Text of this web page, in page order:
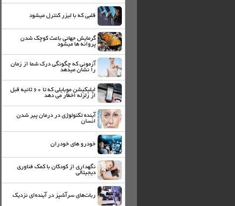
قلبی که با لیزر کنترل میشود
گرمایش جهانی باعث کوچک شدن
پروانه ها میشود
آزمونی که چگونگی درک شما از زمان
را نشان میدهد
اپلیکیشن موبایلی که تا 60 ثانیه قبل
از زلزله اخطار می دهد
آینده تکنولوژی در درمان پیر شدن
انسان
خودرو های خودران
نگهداری از کودکان با کمک فناوری
دیجیتالی
ربات‌های سرآشپز در آینده‌ای نزدیک